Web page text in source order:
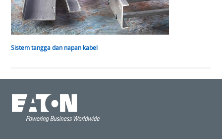
Sistem tangga dan napan kabel